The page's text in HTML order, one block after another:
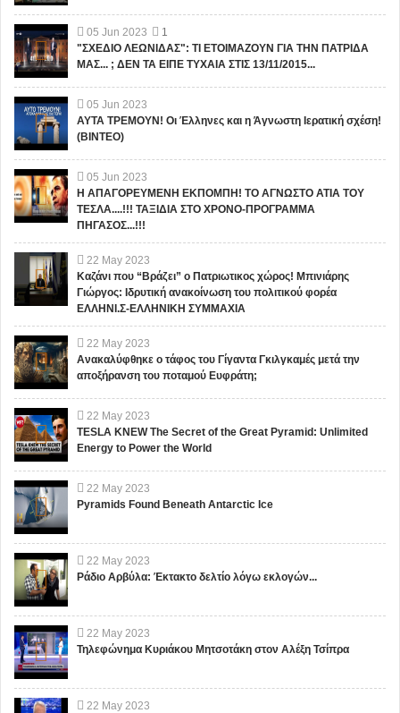
05 Jun 2023
1
"ΣΧΕΔΙΟ ΛΕΩΝΙΔΑΣ": ΤΙ ΕΤΟΙΜΑΖΟΥΝ ΓΙΑ ΤΗΝ ΠΑΤΡΙΔΑ
ΜΑΣ... ; ΔΕΝ ΤΑ ΕΙΠΕ ΤΥΧΑΙΑ ΣΤΙΣ 13/11/2015...
05 Jun 2023
ΑΥΤΑ ΤΡΕΜΟΥΝ! Οι Έλληνες και η Άγνωστη Ιερατική σχέση!
(ΒΙΝΤΕΟ)
05 Jun 2023
Η ΑΠΑΓΟΡΕΥΜΕΝΗ ΕΚΠΟΜΠΗ! ΤΟ ΑΓΝΩΣΤΟ ΑΤΙΑ ΤΟΥ
ΤΕΣΛΑ....!!! ΤΑΞΙΔΙΑ ΣΤΟ ΧΡΟΝΟ-ΠΡΟΓΡΑΜΜΑ
ΠΗΓΑΣΟΣ...!!!
22 May 2023
Καζάνι που “Βράζει” ο Πατριωτικος χώρος! Μπινιάρης
Γιώργος: Ιδρυτική ανακοίνωση του πολιτικού φορέα
ΕΛΛΗΝΙ.Σ-ΕΛΛΗΝΙΚΗ ΣΥΜΜΑΧΙΑ
22 May 2023
Ανακαλύφθηκε ο τάφος του Γίγαντα Γκιλγκαμές μετά την
αποξήρανση του ποταμού Ευφράτη;
22 May 2023
TESLA KNEW The Secret of the Great Pyramid: Unlimited
Energy to Power the World
22 May 2023
Pyramids Found Beneath Antarctic Ice
22 May 2023
Ράδιο Αρβύλα: Έκτακτο δελτίο λόγω εκλογών...
22 May 2023
Τηλεφώνημα Κυριάκου Μητσοτάκη στον Αλέξη Τσίπρα
22 May 2023